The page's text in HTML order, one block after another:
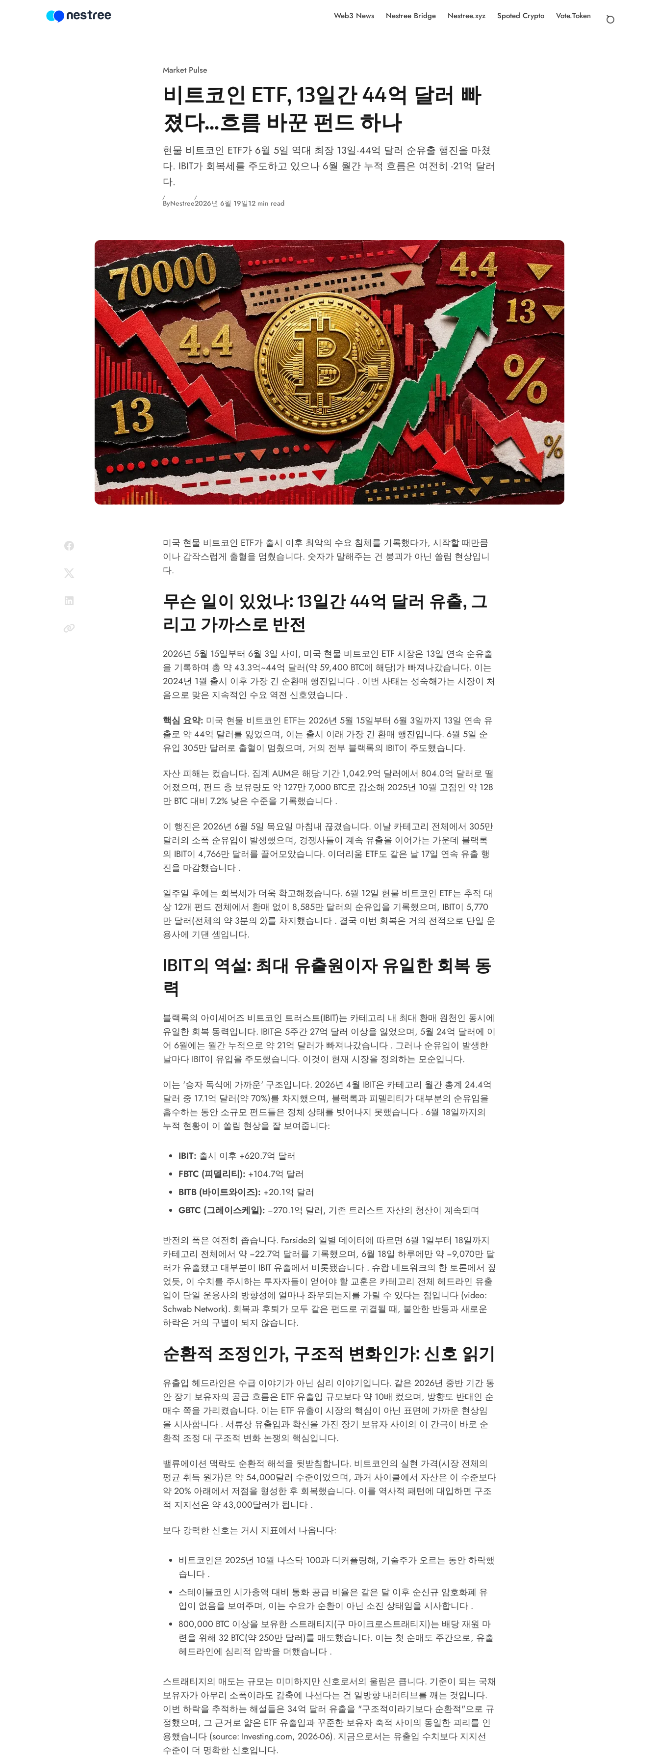
Web3 News Nestree Bridge Nestree.xyz Spoted Crypto Vote.Token
Market Pulse
비트코인 ETF, 13일간 44억 달러 빠
졌다…흐름 바꾼 펀드 하나
현물 비트코인 ETF가 6월 5일 역대 최장 13일·44억 달러 순유출 행진을 마쳤
다. IBIT가 회복세를 주도하고 있으나 6월 월간 누적 흐름은 여전히 -21억 달러
다.
ByNestree2026년 6월 19일12 min read
미국 현물 비트코인 ETF가 출시 이후 최악의 수요 침체를 기록했다가, 시작할 때만큼
이나 갑작스럽게 출혈을 멈췄습니다. 숫자가 말해주는 건 붕괴가 아닌 쏠림 현상입니
다.
무슨 일이 있었나: 13일간 44억 달러 유출, 그
리고 가까스로 반전
2026년 5월 15일부터 6월 3일 사이, 미국 현물 비트코인 ETF 시장은 13일 연속 순유출
을 기록하며 총 약 43.3억~44억 달러(약 59,400 BTC에 해당)가 빠져나갔습니다. 이는
2024년 1월 출시 이후 가장 긴 순환매 행진입니다 . 이번 사태는 성숙해가는 시장이 처
음으로 맞은 지속적인 수요 역전 신호였습니다 .
핵심 요약: 미국 현물 비트코인 ETF는 2026년 5월 15일부터 6월 3일까지 13일 연속 유
출로 약 44억 달러를 잃었으며, 이는 출시 이래 가장 긴 환매 행진입니다. 6월 5일 순
유입 305만 달러로 출혈이 멈췄으며, 거의 전부 블랙록의 IBIT이 주도했습니다.
자산 피해는 컸습니다. 집계 AUM은 해당 기간 1,042.9억 달러에서 804.0억 달러로 떨
어졌으며, 펀드 총 보유량도 약 127만 7,000 BTC로 감소해 2025년 10월 고점인 약 128
만 BTC 대비 7.2% 낮은 수준을 기록했습니다 .
이 행진은 2026년 6월 5일 목요일 마침내 끊겼습니다. 이날 카테고리 전체에서 305만
달러의 소폭 순유입이 발생했으며, 경쟁사들이 계속 유출을 이어가는 가운데 블랙록
의 IBIT이 4,766만 달러를 끌어모았습니다. 이더리움 ETF도 같은 날 17일 연속 유출 행
진을 마감했습니다 .
일주일 후에는 회복세가 더욱 확고해졌습니다. 6월 12일 현물 비트코인 ETF는 추적 대
상 12개 펀드 전체에서 환매 없이 8,585만 달러의 순유입을 기록했으며, IBIT이 5,770
만 달러(전체의 약 3분의 2)를 차지했습니다 . 결국 이번 회복은 거의 전적으로 단일 운
용사에 기댄 셈입니다.
IBIT의 역설: 최대 유출원이자 유일한 회복 동
력
블랙록의 아이셰어즈 비트코인 트러스트(IBIT)는 카테고리 내 최대 환매 원천인 동시에
유일한 회복 동력입니다. IBIT은 5주간 27억 달러 이상을 잃었으며, 5월 24억 달러에 이
어 6월에는 월간 누적으로 약 21억 달러가 빠져나갔습니다 . 그러나 순유입이 발생한
날마다 IBIT이 유입을 주도했습니다. 이것이 현재 시장을 정의하는 모순입니다.
이는 '승자 독식에 가까운' 구조입니다. 2026년 4월 IBIT은 카테고리 월간 총계 24.4억
달러 중 17.1억 달러(약 70%)를 차지했으며, 블랙록과 피델리티가 대부분의 순유입을
흡수하는 동안 소규모 펀드들은 정체 상태를 벗어나지 못했습니다 . 6월 18일까지의
누적 현황이 이 쏠림 현상을 잘 보여줍니다:
IBIT: 출시 이후 +620.7억 달러
FBTC (피델리티): +104.7억 달러
BITB (바이트와이즈): +20.1억 달러
GBTC (그레이스케일): −270.1억 달러, 기존 트러스트 자산의 청산이 계속되며
반전의 폭은 여전히 좁습니다. Farside의 일별 데이터에 따르면 6월 1일부터 18일까지
카테고리 전체에서 약 −22.7억 달러를 기록했으며, 6월 18일 하루에만 약 −9,070만 달
러가 유출됐고 대부분이 IBIT 유출에서 비롯됐습니다 . 슈왑 네트워크의 한 토론에서 짚
었듯, 이 수치를 주시하는 투자자들이 얻어야 할 교훈은 카테고리 전체 헤드라인 유출
입이 단일 운용사의 방향성에 얼마나 좌우되는지를 가릴 수 있다는 점입니다 (video:
Schwab Network). 회복과 후퇴가 모두 같은 펀드로 귀결될 때, 불안한 반등과 새로운
하락은 거의 구별이 되지 않습니다.
순환적 조정인가, 구조적 변화인가: 신호 읽기
유출입 헤드라인은 수급 이야기가 아닌 심리 이야기입니다. 같은 2026년 중반 기간 동
안 장기 보유자의 공급 흐름은 ETF 유출입 규모보다 약 10배 컸으며, 방향도 반대인 순
매수 쪽을 가리켰습니다. 이는 ETF 유출이 시장의 핵심이 아닌 표면에 가까운 현상임
을 시사합니다 . 서류상 유출입과 확신을 가진 장기 보유자 사이의 이 간극이 바로 순
환적 조정 대 구조적 변화 논쟁의 핵심입니다.
밸류에이션 맥락도 순환적 해석을 뒷받침합니다. 비트코인의 실현 가격(시장 전체의
평균 취득 원가)은 약 54,000달러 수준이었으며, 과거 사이클에서 자산은 이 수준보다
약 20% 아래에서 저점을 형성한 후 회복했습니다. 이를 역사적 패턴에 대입하면 구조
적 지지선은 약 43,000달러가 됩니다 .
보다 강력한 신호는 거시 지표에서 나옵니다:
비트코인은 2025년 10월 나스닥 100과 디커플링해, 기술주가 오르는 동안 하락했
습니다 .
스테이블코인 시가총액 대비 통화 공급 비율은 같은 달 이후 순신규 암호화폐 유
입이 없음을 보여주며, 이는 수요가 순환이 아닌 소진 상태임을 시사합니다 .
800,000 BTC 이상을 보유한 스트래티지(구 마이크로스트래티지)는 배당 재원 마
련을 위해 32 BTC(약 250만 달러)를 매도했습니다. 이는 첫 순매도 주간으로, 유출
헤드라인에 심리적 압박을 더했습니다 .
스트래티지의 매도는 규모는 미미하지만 신호로서의 울림은 큽니다. 기준이 되는 국채
보유자가 아무리 소폭이라도 감축에 나선다는 건 일방향 내러티브를 깨는 것입니다.
이번 하락을 추적하는 해설들은 34억 달러 유출을 "구조적이라기보다 순환적"으로 규
정했으며, 그 근거로 얇은 ETF 유출입과 꾸준한 보유자 축적 사이의 동일한 괴리를 인
용했습니다 (source: Investing.com, 2026-06). 지금으로서는 유출입 수치보다 지지선
수준이 더 명확한 신호입니다.